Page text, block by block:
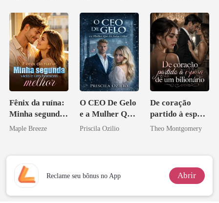
Fênix da ruína:
Minha segunda
vida e um
Maple Breeze
O CEO De Gelo
e a Mulher Que
Ele Jurou Odiar
Priscila Ozilio
De coração
partido à esposa
de um bilionário
Theo Montgomery
Reclame seu bônus no App Abrir